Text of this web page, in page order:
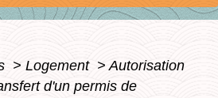
> Logement > Autorisation
d'un permis de